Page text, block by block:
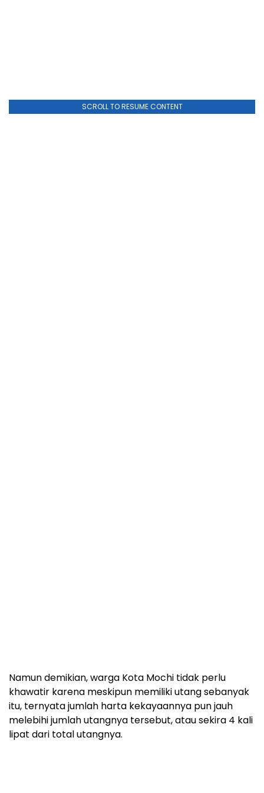
SCROLL TO RESUME CONTENT
Namun demikian, warga Kota Mochi tidak perlu
khawatir karena meskipun memiliki utang sebanyak
itu, ternyata jumlah harta kekayaannya pun jauh
melebihi jumlah utangnya tersebut, atau sekira 4 kali
lipat dari total utangnya.